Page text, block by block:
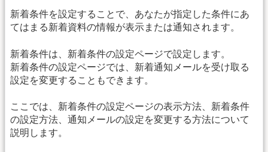
新着条件を設定することで、あなたが指定した条件にあ
てはまる新着資料の情報が表示または通知されます。
新着条件は、新着条件の設定ページで設定します。
新着条件の設定ページでは、新着通知メールを受け取る
設定を変更することもできます。
ここでは、新着条件の設定ページの表示方法、新着条件
の設定方法、通知メールの設定を変更する方法について
説明します。